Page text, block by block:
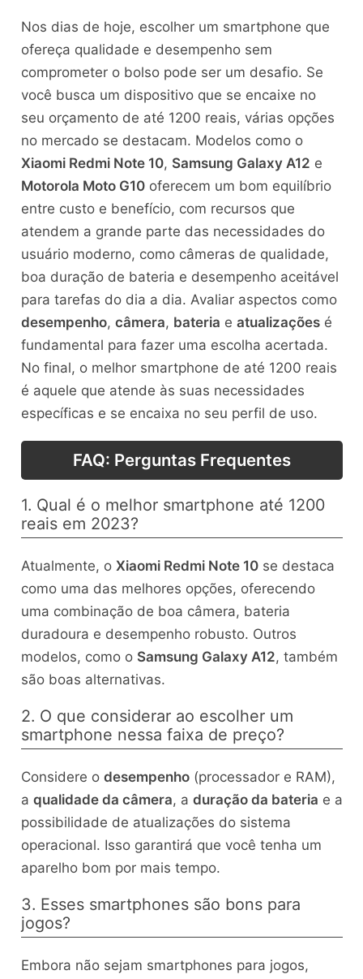
Nos dias de hoje, escolher um smartphone que
ofereça qualidade e desempenho sem
comprometer o bolso pode ser um desafio. Se
você busca um dispositivo que se encaixe no
seu orçamento de até 1200 reais, várias opções
no mercado se destacam. Modelos como o
Xiaomi Redmi Note 10, Samsung Galaxy A12 e
Motorola Moto G10oferecem um bom equilíbrio
entre custo e benefício, com recursos que
atendem a grande parte das necessidades do
usuário moderno, como câmeras de qualidade,
boa duração de bateria e desempenho aceitável
para tarefas do dia a dia. Avaliar aspectos como
desempenho, câmera, bateria e atualizaçõesé
fundamental para fazer uma escolha acertada.
No final, o melhor smartphone de até 1200 reais
é aquele que atende às suas necessidades
específicas e se encaixa no seu perfil de uso.
FAQ: Perguntas Frequentes
1. Qual é o melhor smartphone até 1200
reais em 2023?
Atualmente, o Xiaomi Redmi Note 10se destaca
como uma das melhores opções, oferecendo
uma combinação de boa câmera, bateria
duradoura e desempenho robusto. Outros
modelos, como o Samsung Galaxy A12, também
são boas alternativas.
2. O que considerar ao escolher um
smartphone nessa faixa de preço?
Considere o desempenho(processador e RAM),
a qualidade da câmera, a duração da bateria e a
possibilidade de atualizações do sistema
operacional. Isso garantirá que você tenha um
aparelho bom por mais tempo.
3. Esses smartphones são bons para
jogos?
Embora não sejam smartphones para jogos,